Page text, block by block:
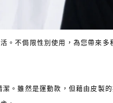
。不侷限性別使用，為您帶來多
。雖然是運動款，但藉由皮製的